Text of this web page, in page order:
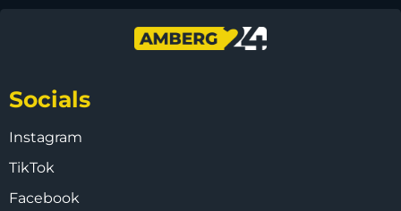
Socials
Instagram
TikTok
Facebook